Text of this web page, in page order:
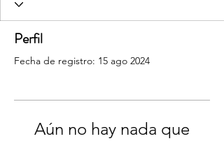
Perfil
Fecha de registro: 15 ago 2024
Aún no hay nada que